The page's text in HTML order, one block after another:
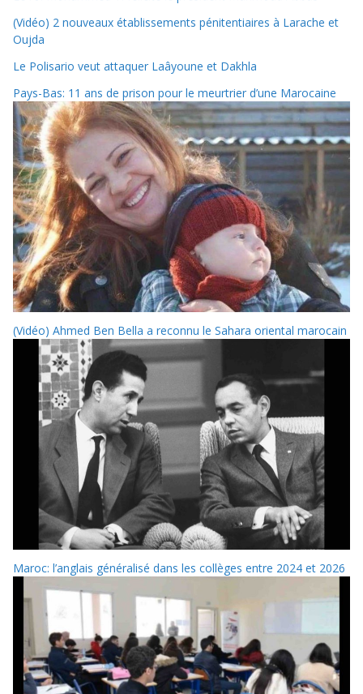
(Vidéo) 2 nouveaux établissements pénitentiaires à Larache et
Oujda
Le Polisario veut attaquer Laâyoune et Dakhla
Pays-Bas: 11 ans de prison pour le meurtrier d’une Marocaine
(Vidéo) Ahmed Ben Bella a reconnu le Sahara oriental marocain
Maroc: l’anglais généralisé dans les collèges entre 2024 et 2026